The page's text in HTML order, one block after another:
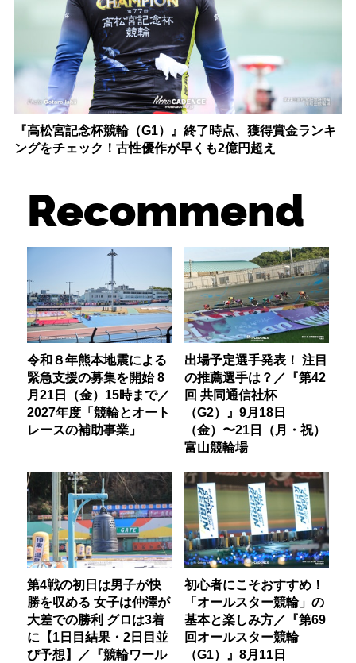
『高松宮記念杯競輪（G1）』終了時点、獲得賞金ランキ
ングをチェック！古性優作が早くも2億円超え
Recommend
令和８年熊本地震による
緊急支援の募集を開始 8
月21日（金）15時まで／
2027年度「競輪とオート
レースの補助事業」
出場予定選手発表！ 注目
の推薦選手は？／『第42
回 共同通信社杯
（G2）』9月18日
（金）〜21日（月・祝）
富山競輪場
第4戦の初日は男子が快
勝を収める 女子は仲澤が
大差での勝利 グロは3着
に【1日目結果・2日目並
び予想】／『競輪ワール
初心者にこそおすすめ！
「オールスター競輪」の
基本と楽しみ方／『第69
回オールスター競輪
（G1）』8月11日